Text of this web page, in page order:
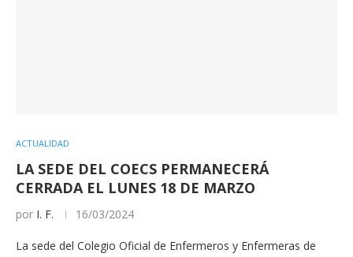
ACTUALIDAD
LA SEDE DEL COECS PERMANECERÁ
CERRADA EL LUNES 18 DE MARZO
por I. F. 16/03/2024
La sede del Colegio Oficial de Enfermeros y Enfermeras de